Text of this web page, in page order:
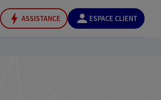
ASSISTANCE ESPACE CLIENT